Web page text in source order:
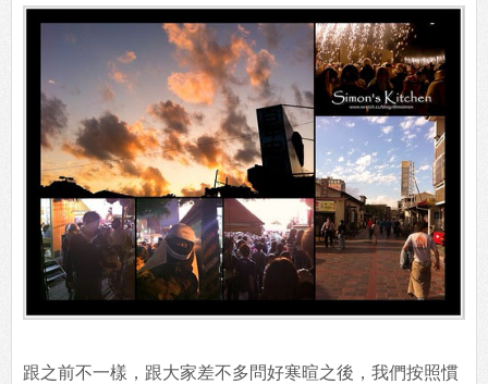
跟之前不一樣，跟大家差不多問好寒暄之後，我們按照慣